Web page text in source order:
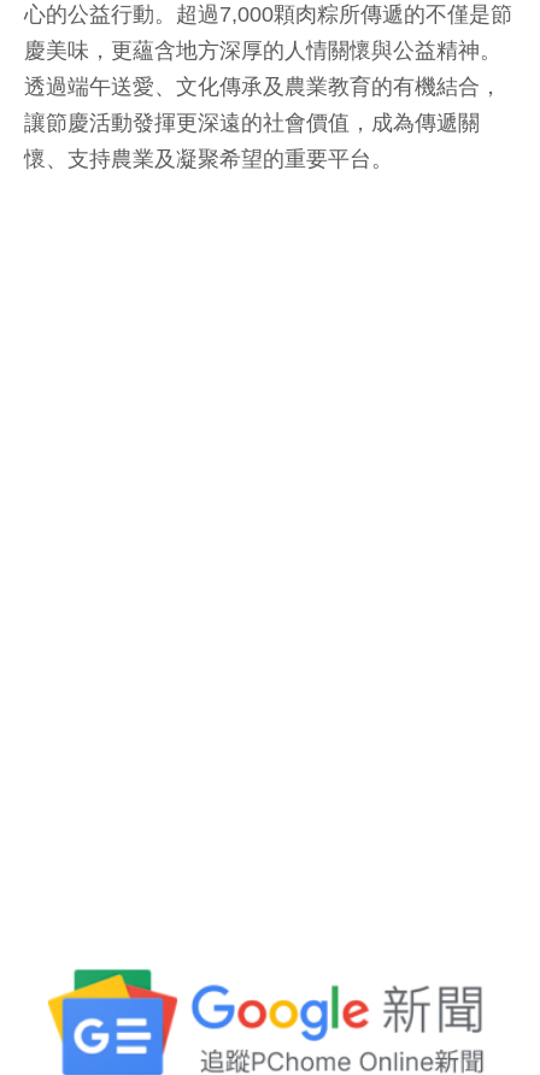
心的公益行動。超過7,000顆肉粽所傳遞的不僅是節
慶美味，更蘊含地方深厚的人情關懷與公益精神。
透過端午送愛、文化傳承及農業教育的有機結合，
讓節慶活動發揮更深遠的社會價值，成為傳遞關
懷、支持農業及凝聚希望的重要平台。